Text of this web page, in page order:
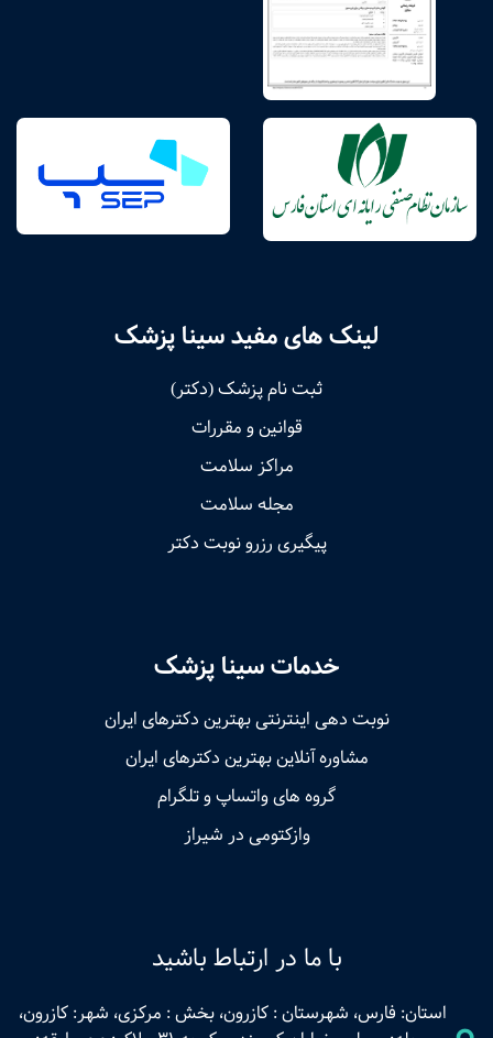
لینک های مفید سینا پزشک
ثبت نام پزشک (دکتر)
قوانین و مقررات
مراکز سلامت
مجله سلامت
پیگیری رزرو نوبت دکتر
خدمات سینا پزشک
نوبت‌ دهی اینترنتی بهترین دکترهای ایران
مشاوره آنلاین بهترین دکترهای ایران
گروه های واتساپ و تلگرام
وازکتومی در شیراز
با ما در ارتباط باشید
استان: فارس، شهرستان : کازرون، بخش : مرکزی، شهر: کازرون،